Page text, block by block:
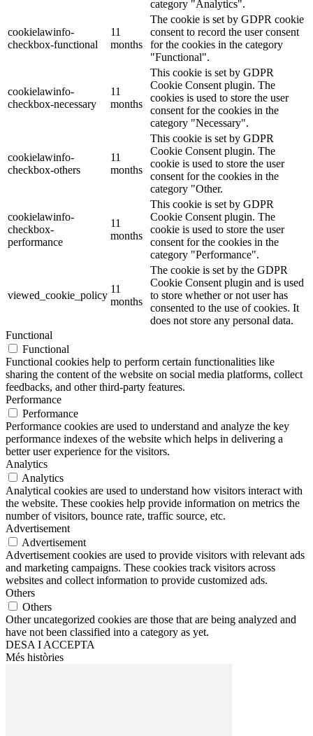
category "Analytics".
cookielawinfo-
checkbox-functional
11
months
The cookie is set by GDPR cookie
consent to record the user consent
for the cookies in the category
"Functional".
cookielawinfo-
checkbox-necessary
11
months
This cookie is set by GDPR
Cookie Consent plugin. The
cookies is used to store the user
consent for the cookies in the
category "Necessary".
cookielawinfo-
checkbox-others
11
months
This cookie is set by GDPR
Cookie Consent plugin. The
cookie is used to store the user
consent for the cookies in the
category "Other.
cookielawinfo-
checkbox-
performance
11
months
This cookie is set by GDPR
Cookie Consent plugin. The
cookie is used to store the user
consent for the cookies in the
category "Performance".
viewed_cookie_policy
11
months
The cookie is set by the GDPR
Cookie Consent plugin and is used
to store whether or not user has
consented to the use of cookies. It
does not store any personal data.
Functional
Functional
Functional cookies help to perform certain functionalities like
sharing the content of the website on social media platforms, collect
feedbacks, and other third-party features.
Performance
Performance
Performance cookies are used to understand and analyze the key
performance indexes of the website which helps in delivering a
better user experience for the visitors.
Analytics
Analytics
Analytical cookies are used to understand how visitors interact with
the website. These cookies help provide information on metrics the
number of visitors, bounce rate, traffic source, etc.
Advertisement
Advertisement
Advertisement cookies are used to provide visitors with relevant ads
and marketing campaigns. These cookies track visitors across
websites and collect information to provide customized ads.
Others
Others
Other uncategorized cookies are those that are being analyzed and
have not been classified into a category as yet.
DESA I ACCEPTA
Més històries